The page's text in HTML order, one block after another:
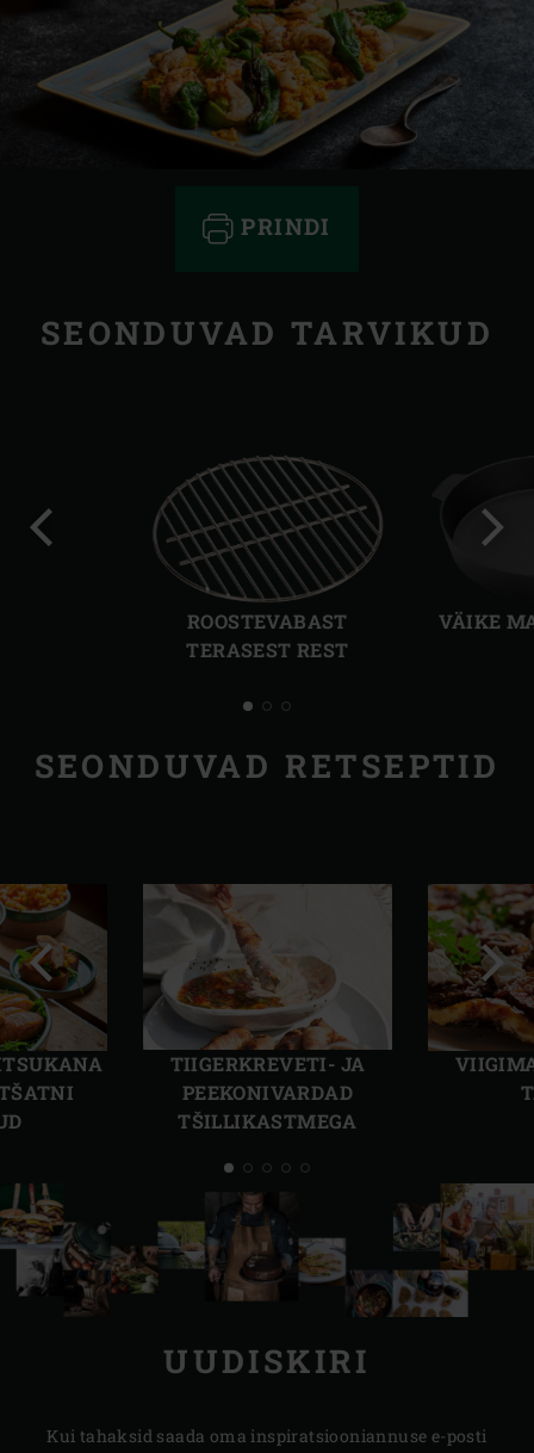
PRINDI
SEONDUVAD TARVIKUD
ROOSTEVABAST
TERASEST REST
VÄIKE
SEONDUVAD RETSEPTID
TIIGERKREVETI- JA
PEEKONIVARDAD
TŠILLIKASTMEGA
Eelmine
slaid
slaid
UUDISKIRI
Kui tahaksid saada oma inspiratsiooniannuse e-posti